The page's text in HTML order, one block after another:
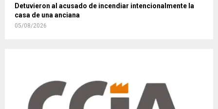
Detuvieron al acusado de incendiar intencionalmente la
casa de una anciana
05/08/2026